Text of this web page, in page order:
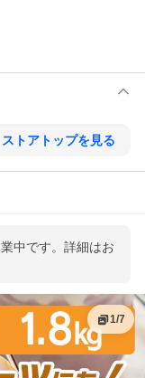
ストアトップを見る
中です。詳細はお
1/7